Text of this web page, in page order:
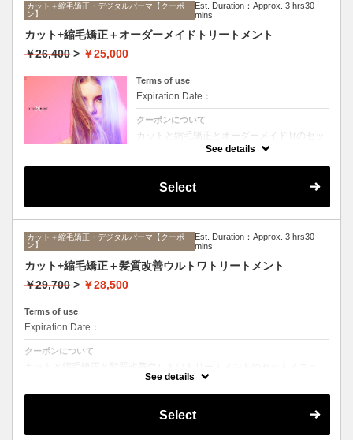
カット＋縮毛矯正・デジタルパーマ【クーポ
ン】
Est. Duration：Approx. 3 hrs30
mins
カット+縮毛矯正＋オーダーメイドトリートメント
￥26,400 > ￥25,000
Terms of use
Expiration Date：
クーポンについて
カットと縮毛矯正とオーダーメイドTrのセッ
トメニュー。髪質や状態に合わせて薬剤選定
See details
Select
カット＋縮毛矯正・デジタルパーマ【クーポ
ン】
Est. Duration：Approx. 3 hrs30
mins
カット+縮毛矯正＋髪質改善ウルトワトリートメント
￥29,700 > ￥28,500
Terms of use
Expiration Date：
クーポンについて
カットと縮毛矯正と髪質改善ウルトワトリートメントのセットメニュ
ー。髪質や状態に合わせて薬剤選定致します。ロング料金なし
See details
Select